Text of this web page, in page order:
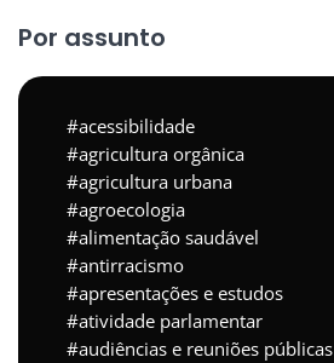
Por assunto
acessibilidade
agricultura orgânica
agricultura urbana
agroecologia
alimentação saudável
antirracismo
apresentações e estudos
atividade parlamentar
audiências e reuniões públicas